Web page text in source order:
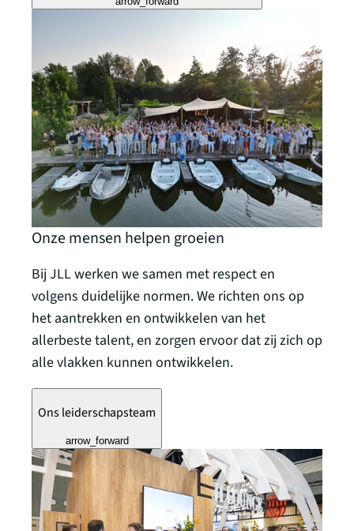
Onze mensen helpen groeien
Bij JLL werken we samen met respect en
volgens duidelijke normen. We richten ons op
het aantrekken en ontwikkelen van het
allerbeste talent, en zorgen ervoor dat zij zich op
alle vlakken kunnen ontwikkelen.
Ons leiderschapsteam
arrow_forward